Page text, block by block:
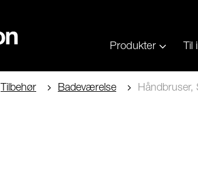
Produkter Til
Tilbehør Badeværelse Håndbruser,